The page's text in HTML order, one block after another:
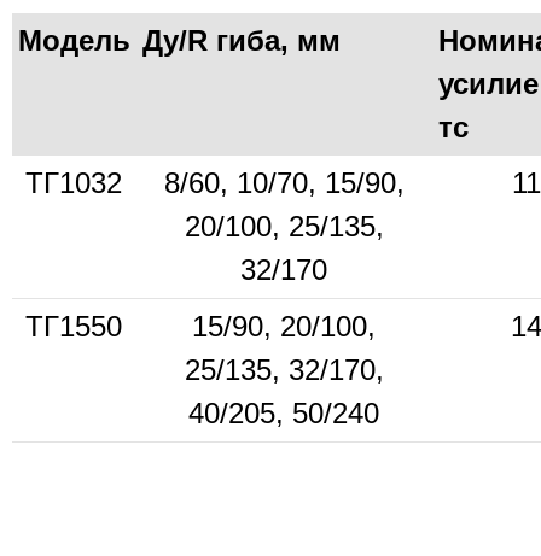
Модель Ду/R гиба, мм
тс
ТГ1032
8/60, 10/70, 15/90,
20/100, 25/135,
32/170
ТГ1550
15/90, 20/100,
25/135, 32/170,
40/205, 50/240